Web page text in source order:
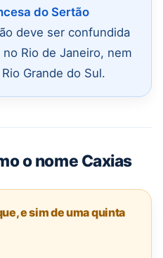
do Sertão
deve ser confundida
no Rio de Janeiro, nem
Grande do Sul.
o nome Caxias
e sim de uma quinta